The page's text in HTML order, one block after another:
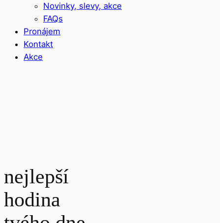
Novinky, slevy, akce
FAQs
Pronájem
Kontakt
Akce
nejlepší
hodina